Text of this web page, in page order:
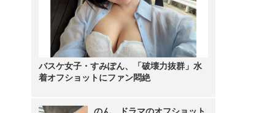
バスケ女子・すみぽん、「破壊力抜群」水
着オフショットにファン悶絶